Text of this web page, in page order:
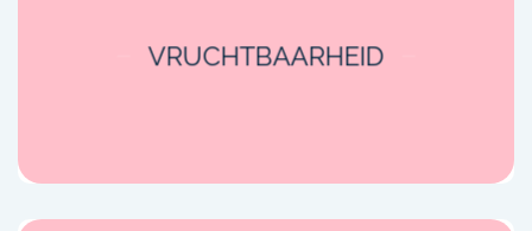
VRUCHTBAARHEID